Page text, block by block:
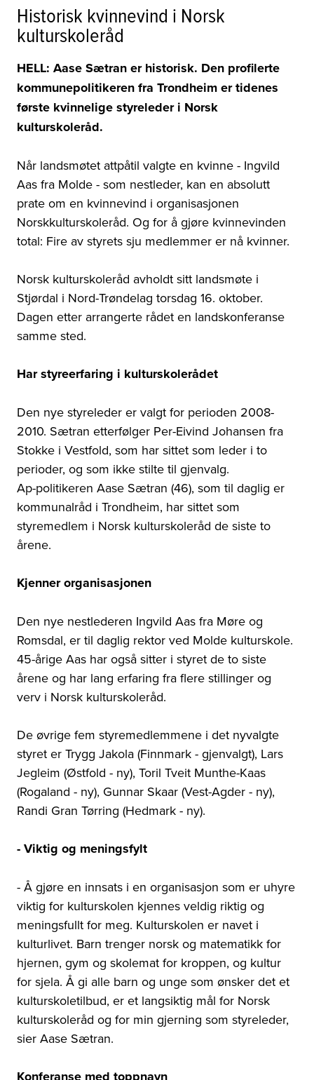
Historisk kvinnevind i Norsk
kulturskoleråd
HELL: Aase Sætran er historisk. Den profilerte
kommunepolitikeren fra Trondheim er tidenes
første kvinnelige styreleder i Norsk
kulturskoleråd.
Når landsmøtet attpåtil valgte en kvinne - Ingvild
Aas fra Molde - som nestleder, kan en absolutt
prate om en kvinnevind i organisasjonen
Norskkulturskoleråd. Og for å gjøre kvinnevinden
total: Fire av styrets sju medlemmer er nå kvinner.
Norsk kulturskoleråd avholdt sitt landsmøte i
Stjørdal i Nord-Trøndelag torsdag 16. oktober.
Dagen etter arrangerte rådet en landskonferanse
samme sted.
Har styreerfaring i kulturskolerådet
Den nye styreleder er valgt for perioden 2008-
2010. Sætran etterfølger Per-Eivind Johansen fra
Stokke i Vestfold, som har sittet som leder i to
perioder, og som ikke stilte til gjenvalg.
Ap-politikeren Aase Sætran (46), som til daglig er
kommunalråd i Trondheim, har sittet som
styremedlem i Norsk kulturskoleråd de siste to
årene.
Kjenner organisasjonen
Den nye nestlederen Ingvild Aas fra Møre og
Romsdal, er til daglig rektor ved Molde kulturskole.
45-årige Aas har også sitter i styret de to siste
årene og har lang erfaring fra flere stillinger og
verv i Norsk kulturskoleråd.
De øvrige fem styremedlemmene i det nyvalgte
styret er Trygg Jakola (Finnmark - gjenvalgt), Lars
Jegleim (Østfold - ny), Toril Tveit Munthe-Kaas
(Rogaland - ny), Gunnar Skaar (Vest-Agder - ny),
Randi Gran Tørring (Hedmark - ny).
- Viktig og meningsfylt
- Å gjøre en innsats i en organisasjon som er uhyre
viktig for kulturskolen kjennes veldig riktig og
meningsfullt for meg. Kulturskolen er navet i
kulturlivet. Barn trenger norsk og matematikk for
hjernen, gym og skolemat for kroppen, og kultur
for sjela. Å gi alle barn og unge som ønsker det et
kulturskoletilbud, er et langsiktig mål for Norsk
kulturskoleråd og for min gjerning som styreleder,
sier Aase Sætran.